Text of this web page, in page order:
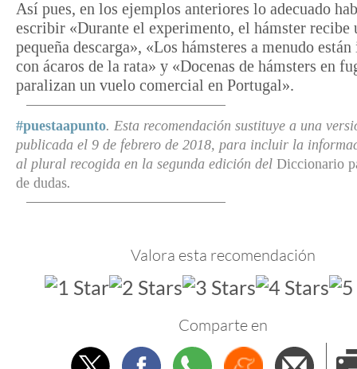
Así pues, en los ejemplos anteriores lo adecuado
escribir «Durante el experimento, el hámster recibe
pequeña descarga», «Los hámsteres a menudo
con ácaros de la rata» y «Docenas de hámsters en
paralizan un vuelo comercial en Portugal».
#puestaapunto. Esta recomendación sustituye a una
publicada el 9 de febrero de 2018, para incluir la
al plural recogida en la segunda edición del Diccionario
de dudas.
Valora esta recomendación
Comparte en
TwitterFacebookWhatsappMenéame